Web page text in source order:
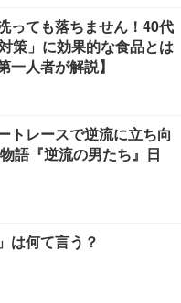
っても落ちません！40代
策」に効果的な食品とは
一人者が解説】
トレースで逆流に立ち向
語『逆流の男たち』日
は何て言う？